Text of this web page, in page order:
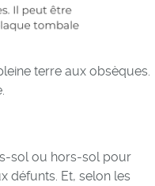
terre aux obsèques.
sol ou hors-sol pour
défunts. Et, selon les